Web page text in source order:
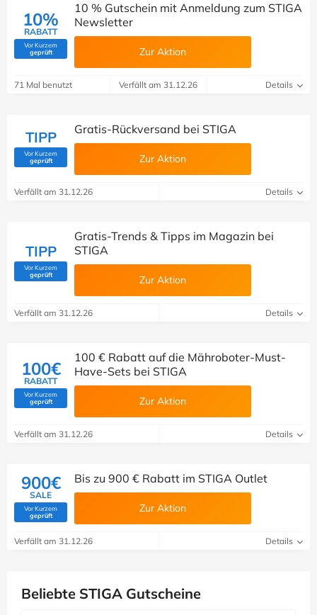
10%
RABATT
Vor Kurzem
geprüft(Von Savoo geprüft)
10 % Gutschein mit Anmeldung zum STIGA
Newsletter
Zur Aktion
71 Mal benutzt Verfällt am 31.12.26 Details
TIPP
Vor Kurzem
geprüft(Von Savoo geprüft)
Gratis-Rückversand bei STIGA
Zur Aktion
Verfällt am 31.12.26 Details
TIPP
Vor Kurzem
geprüft(Von Savoo geprüft)
Gratis-Trends & Tipps im Magazin bei
STIGA
Zur Aktion
Verfällt am 31.12.26 Details
100€
RABATT
Vor Kurzem
geprüft(Von Savoo geprüft)
100 € Rabatt auf die Mähroboter-Must-
Have-Sets bei STIGA
Zur Aktion
Verfällt am 31.12.26 Details
900€
SALE
Vor Kurzem
geprüft(Von Savoo geprüft)
Bis zu 900 € Rabatt im STIGA Outlet
Zur Aktion
Verfällt am 31.12.26 Details
Beliebte STIGA Gutscheine